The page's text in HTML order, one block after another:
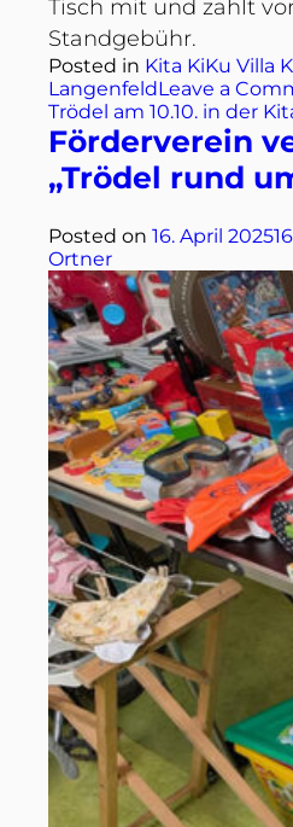
Tisch mit und zahlt
Standgebühr.
Posted in Kita KiKu Villa
LangenfeldLeave a
Trödel am 10.10. in der
Förderverein
„Trödel rund
Posted on 16. April 2025
Ortner